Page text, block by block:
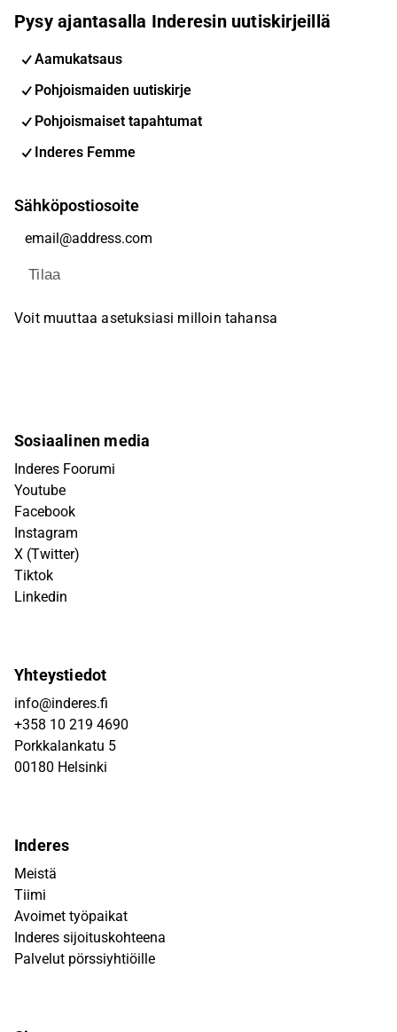
Pysy ajantasalla Inderesin uutiskirjeillä
Aamukatsaus
Pohjoismaiden uutiskirje
Pohjoismaiset tapahtumat
Inderes Femme
Sähköpostiosoite
Tilaa
Voit muuttaa asetuksiasi milloin tahansa
Sosiaalinen media
Inderes Foorumi
Youtube
Facebook
Instagram
X (Twitter)
Tiktok
Linkedin
Yhteystiedot
info@inderes.fi
+358 10 219 4690
Porkkalankatu 5
00180 Helsinki
Inderes
Meistä
Tiimi
Avoimet työpaikat
Inderes sijoituskohteena
Palvelut pörssiyhtiöille